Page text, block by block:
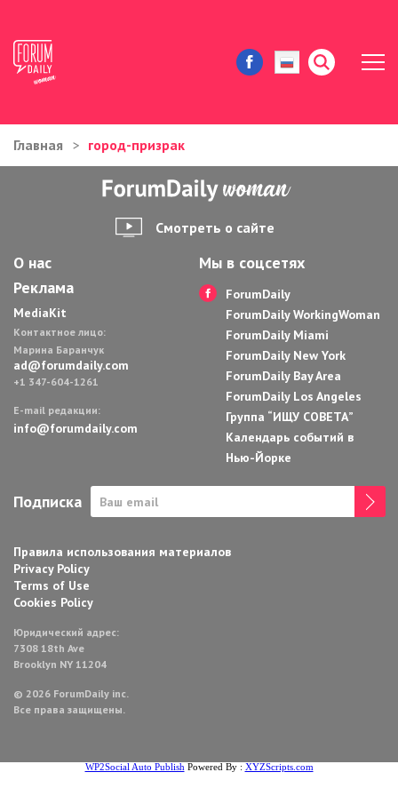
ЖИЗНЬ И ИСТОРИИ
ИММИГРАЦИЯ В США
АВТОРСКИЕ КОЛОНКИ
ЗДОРОВЬЕ И КРАСОТА
ДОМ И ЕДА
Главная город-призрак
Смотреть о сайте
О нас
Реклама
MediaKit
Контактное лицо:
Марина Баранчук
ad@forumdaily.com
+1 347-604-1261
E-mail редакции:
info@forumdaily.com
Мы в соцсетях
ForumDaily
ForumDaily WorkingWoman
ForumDaily Miami
ForumDaily New York
ForumDaily Bay Area
ForumDaily Los Angeles
Группа “ИЩУ СОВЕТА”
Календарь событий в
Нью-Йорке
Подписка
Правила использования материалов
Privacy Policy
Terms of Use
Cookies Policy
Юридический адрес:
7308 18th Ave
Brooklyn NY 11204
© 2026 ForumDaily inc.
Все права защищены.
WP2Social Auto Publish Powered By : XYZScripts.com